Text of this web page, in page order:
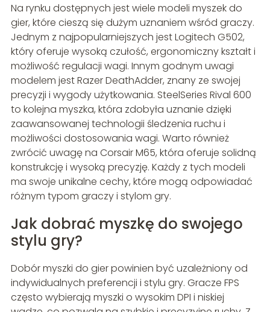
Na rynku dostępnych jest wiele modeli myszek do
gier, które cieszą się dużym uznaniem wśród graczy.
Jednym z najpopularniejszych jest Logitech G502,
który oferuje wysoką czułość, ergonomiczny kształt i
możliwość regulacji wagi. Innym godnym uwagi
modelem jest Razer DeathAdder, znany ze swojej
precyzji i wygody użytkowania. SteelSeries Rival 600
to kolejna myszka, która zdobyła uznanie dzięki
zaawansowanej technologii śledzenia ruchu i
możliwości dostosowania wagi. Warto również
zwrócić uwagę na Corsair M65, która oferuje solidną
konstrukcję i wysoką precyzję. Każdy z tych modeli
ma swoje unikalne cechy, które mogą odpowiadać
różnym typom graczy i stylom gry.
Jak dobrać myszkę do swojego
stylu gry?
Dobór myszki do gier powinien być uzależniony od
indywidualnych preferencji i stylu gry. Gracze FPS
często wybierają myszki o wysokim DPI i niskiej